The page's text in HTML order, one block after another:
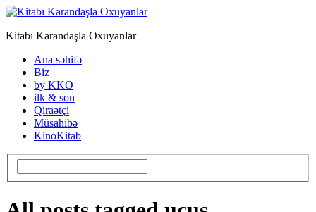
Kitabı Karandaşla Oxuyanlar
Ana səhifə
Biz
by KKO
ilk & son
Qiraətçi
Müsahibə
KinoKitab